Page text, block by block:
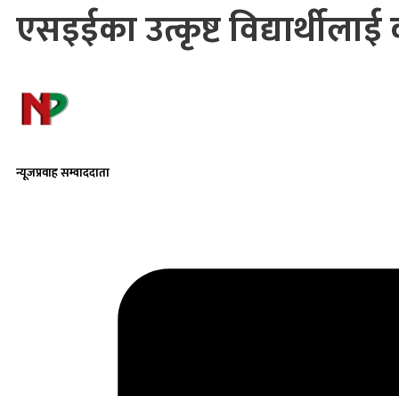
एसइईका उत्कृष्ट
न्यूजप्रवाह सम्वाददाता